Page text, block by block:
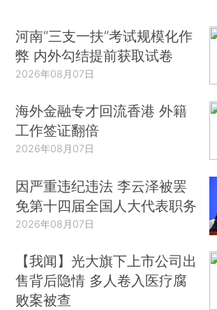
河南“三支一扶”考试规模化作
弊 内外勾结提前获取试卷
2026年08月07日
海外金融专才回流香港 外籍
工作签证翻倍
2026年08月07日
因严重违纪违法 李云泽被罢
免第十四届全国人大代表职务
2026年08月07日
【我闻】光大旗下上市公司出
售背后隐情 多人卷入医疗腐
败案被查